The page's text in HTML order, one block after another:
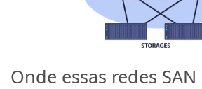
Onde essas redes